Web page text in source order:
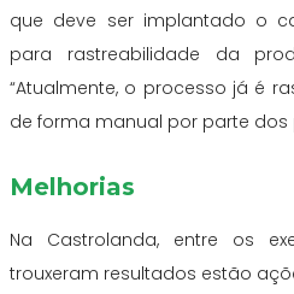
que deve ser implantado o
para rastreabilidade da
“Atualmente, o processo já é
de forma manual por parte dos
Melhorias
Na Castrolanda, entre os
trouxeram resultados estão